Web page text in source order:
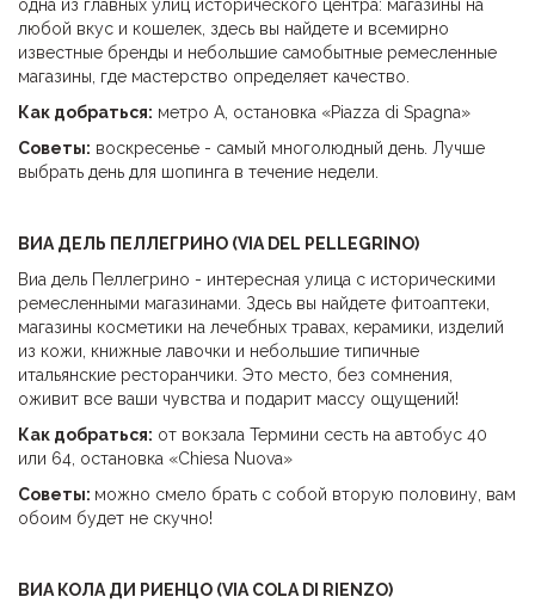
одна из главных улиц исторического центра: магазины на
любой вкус и кошелек, здесь вы найдете и всемирно
известные бренды и небольшие самобытные ремесленные
магазины, где мастерство определяет качество.
Как добраться: метро А, остановка «Piazza di Spagna»
Советы: воскресенье - самый многолюдный день. Лучше
выбрать день для шопинга в течение недели.
ВИА ДЕЛЬ ПЕЛЛЕГРИНО (VIA DEL PELLEGRINO)
Виа дель Пеллегрино - интересная улица с историческими
ремесленными магазинами. Здесь вы найдете фитоаптеки,
магазины косметики на лечебных травах, керамики, изделий
из кожи, книжные лавочки и небольшие типичные
итальянские ресторанчики. Это место, без сомнения,
оживит все ваши чувства и подарит массу ощущений!
Как добраться: от вокзала Термини сесть на автобус 40
или 64, остановка «Chiesa Nuova»
Советы: можно смело брать с собой вторую половину, вам
обоим будет не скучно!
ВИА КОЛА ДИ РИЕНЦО (VIA COLA DI RIENZO)